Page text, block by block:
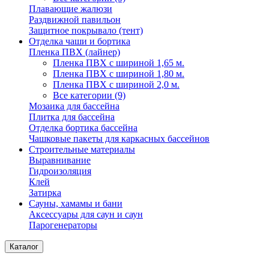
Плавающие жалюзи
Раздвижной павильон
Защитное покрывало (тент)
Отделка чаши и бортика
Пленка ПВХ (лайнер)
Пленка ПВХ с шириной 1,65 м.
Пленка ПВХ с шириной 1,80 м.
Пленка ПВХ с шириной 2,0 м.
Все категории (9)
Мозаика для бассейна
Плитка для бассейна
Отделка бортика бассейна
Чашковые пакеты для каркасных бассейнов
Строительные материалы
Выравнивание
Гидроизоляция
Клей
Затирка
Сауны, хамамы и бани
Аксессуары для саун и саун
Парогенераторы
Каталог